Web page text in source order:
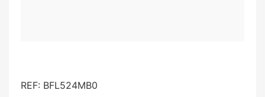
REF: BFL524MB0